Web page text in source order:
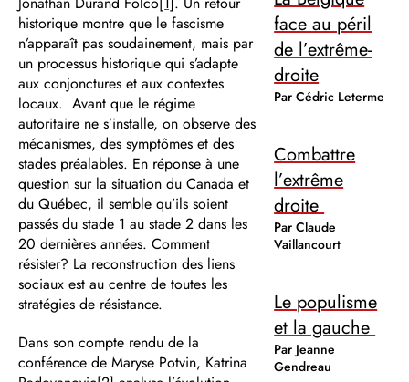
historique montre que le fascisme
n’apparaît pas soudainement, mais par
un processus historique qui s’adapte
aux conjonctures et aux contextes
locaux. Avant que le régime
autoritaire ne s’installe, on observe des
mécanismes, des symptômes et des
stades préalables. En réponse à une
question sur la situation du Canada et
du Québec, il semble qu’ils soient
passés du stade 1 au stade 2 dans les
20 dernières années. Comment
résister? La reconstruction des liens
sociaux est au centre de toutes les
stratégies de résistance.
Dans son compte rendu de la
conférence de Maryse Potvin, Katrina
face au péril
de l’extrême-
droite
Par Cédric Leterme
Combattre
l’extrême
droite
Par Claude
Vaillancourt
Le populisme
et la gauche
Par Jeanne
Gendreau